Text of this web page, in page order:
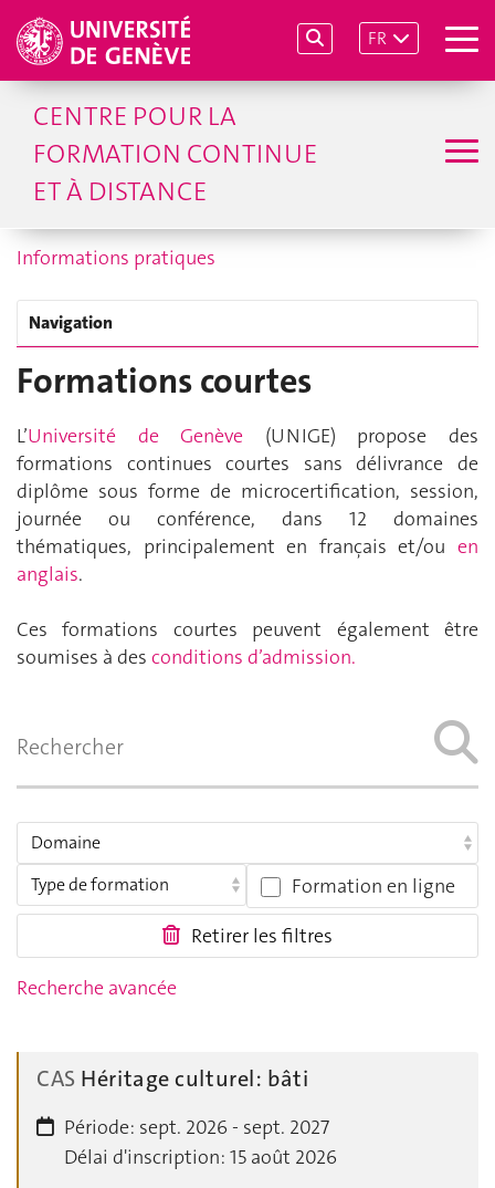
FR
CENTRE POUR LA
FORMATION CONTINUE
ET À DISTANCE
Informations pratiques
Navigation
Formations courtes
L’Université de Genève (UNIGE) propose des
formations continues courtes sans délivrance de
diplôme sous forme de microcertification, session,
journée ou conférence, dans 12 domaines
thématiques, principalement en français et/ou en
anglais.
Ces formations courtes peuvent également être
soumises à des conditions d’admission.
Formation en ligne
Retirer les filtres
Recherche avancée
CAS Héritage culturel: bâti
Période: sept. 2026 - sept. 2027
Délai d'inscription: 15 août 2026